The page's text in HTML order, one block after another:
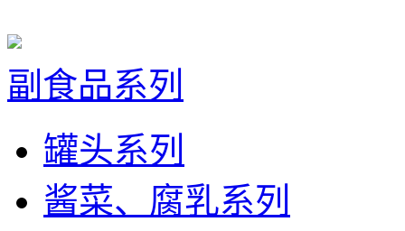
副食品系列
罐头系列
酱菜、腐乳系列